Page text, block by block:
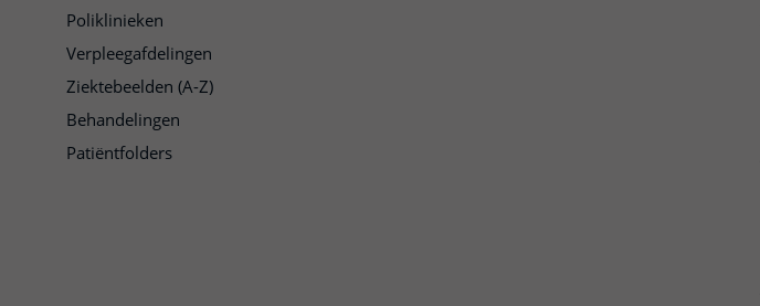
Poliklinieken
Verpleegafdelingen
Ziektebeelden (A-Z)
Behandelingen
Patiëntfolders